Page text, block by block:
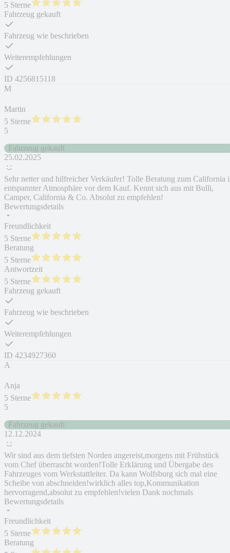
5 Sterne
Fahrzeug gekauft
Fahrzeug wie beschrieben
Weiterempfehlungen
ID 4256815118
M
Martin
5 Sterne
5
Fahrzeug gekauft
25.02.2025
Sehr netter und hilfreicher Verkäufer! Tolle Beratung zum California
entspannter Atmosphäre vor dem Kauf. Kennt sich aus mit Bulli,
Camper, California & Co. Absolut zu empfehlen!
Bewertungsdetails
Freundlichkeit
5 Sterne
Beratung
5 Sterne
Antwortzeit
5 Sterne
Fahrzeug gekauft
Fahrzeug wie beschrieben
Weiterempfehlungen
ID 4234927360
A
Anja
5 Sterne
5
Fahrzeug gekauft
12.12.2024
Wir sind aus dem tiefsten Norden angereist,morgens mit Frühstück
vom Chef überrascht worden!Tolle Erklärung und Übergabe des
Fahrzeuges vom Werkstattleiter. Da kann Wolfsburg sich mal eine
Scheibe von abschneiden!wirklich alles top,Kommunikation
hervorragend,absolut zu empfehlen!vielen Dank nochmals
Bewertungsdetails
Freundlichkeit
5 Sterne
Beratung